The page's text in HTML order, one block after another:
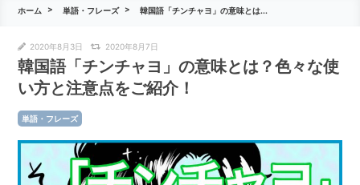
ホーム 単語・フレーズ 韓国語「チンチャヨ」の意味とは...
2020年8月3日 2020年8月7日
韓国語「チンチャヨ」の意味とは？色々な使
い方と注意点をご紹介！
単語・フレーズ